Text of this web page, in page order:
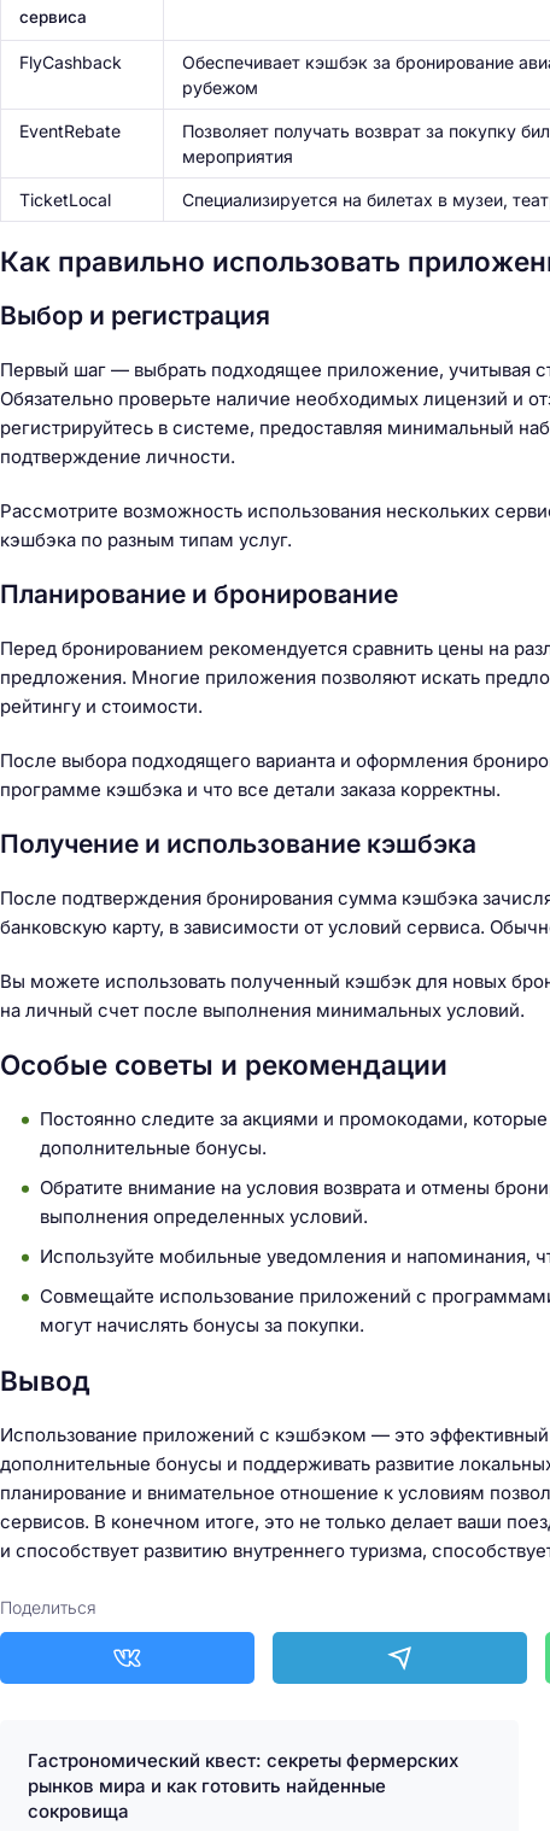
сервиса
FlyCashback
Обеспечивает кэшбэк за бронирование
рубежом
EventRebate
Позволяет получать возврат за покупку
мероприятия
TicketLocal Специализируется на билетах в музеи,
Как правильно использовать
Выбор и регистрация
Первый шаг — выбрать подходящее приложение, учитывая
Обязательно проверьте наличие необходимых лицензий и
регистрируйтесь в системе, предоставляя минимальный
подтверждение личности.
Рассмотрите возможность использования нескольких
кэшбэка по разным типам услуг.
Планирование и бронирование
Перед бронированием рекомендуется сравнить цены на
предложения. Многие приложения позволяют искать
рейтингу и стоимости.
После выбора подходящего варианта и оформления
программе кэшбэка и что все детали заказа корректны.
Получение и использование кэшбэка
После подтверждения бронирования сумма кэшбэка
банковскую карту, в зависимости от условий сервиса.
Вы можете использовать полученный кэшбэк для новых
на личный счет после выполнения минимальных условий.
Особые советы и рекомендации
Постоянно следите за акциями и промокодами,
дополнительные бонусы.
Обратите внимание на условия возврата и отмены
выполнения определенных условий.
Используйте мобильные уведомления и напоминания,
Совмещайте использование приложений с
могут начислять бонусы за покупки.
Вывод
Использование приложений с кэшбэком — это эффективный
дополнительные бонусы и поддерживать развитие
планирование и внимательное отношение к условиям
сервисов. В конечном итоге, это не только делает ваши
и способствует развитию внутреннего туризма,
Поделиться
Гастрономический квест: секреты фермерских
рынков мира и как готовить найденные
сокровища
и